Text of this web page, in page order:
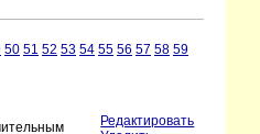
50 51 52 53 54 55 56 57 58 59
Редактировать